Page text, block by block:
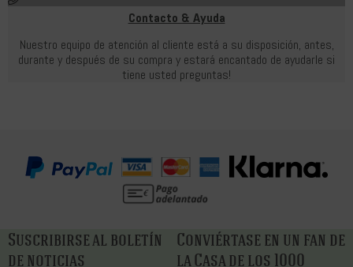
Contacto & Ayuda
Nuestro equipo de atención al cliente está a su disposición, antes,
durante y después de su compra y estará encantado de ayudarle si
tiene usted preguntas!
Suscribirse al boletín
de noticias
Conviértase en un fan de
la Casa de los 1000